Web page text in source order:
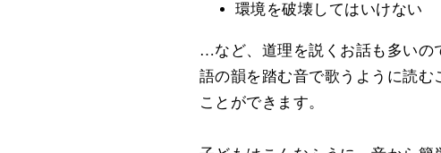
環境を破壊してはいけない
…など、道理を説くお話も多いの
語の韻を踏む音で歌うように読
ことができます。